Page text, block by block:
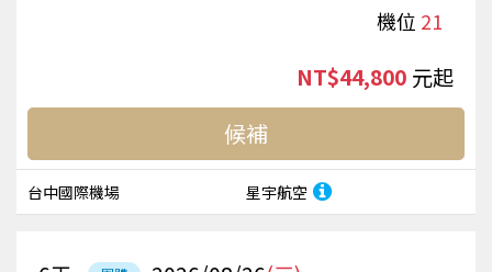
機位 21
台中國際機場 星宇航空
NT$44,800 起
候補